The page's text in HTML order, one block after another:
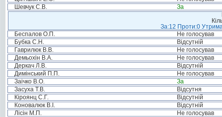
Шевчук С.В.
За
За:12 Проти:0
Беспалов О.П.
Не голосував
Бубка С.Н.
Відсутній
Гаврилюк В.В.
Не голосував
Демьохін В.А.
Не голосував
Деркач Л.В.
Відсутній
Димінський П.П.
Не голосував
Заічко В.О.
За
Засуха Т.В.
Відсутня
Кіроянц С.Г.
Відсутній
Коновалюк В.І.
Відсутній
Лісін М.П.
Не голосував